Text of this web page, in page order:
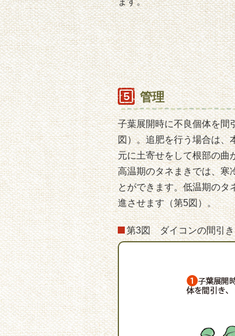
管理
子葉展開時に不良個体を間
図）。追肥を行う場合は、
元に土寄せをして根部の曲
高温期のタネまきでは、寒
とができます。低温期のタ
進させます（第5図）。
第3図 ダイコンの間引き